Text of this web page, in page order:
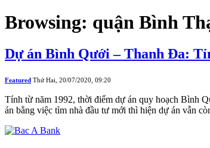
Browsing: quận Bình
Dự án Bình Qưới – Thanh Đa:
Featured Thứ Hai, 20/07/2020, 09:20
Tính từ năm 1992, thời điểm dự án quy hoạch Bình
án bằng việc tìm nhà đầu tư mới thì hiện dự án vẫn